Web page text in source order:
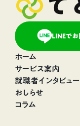
LINEで
ホーム
サービス案内
就職者インタビュー
おしらせ
コラム